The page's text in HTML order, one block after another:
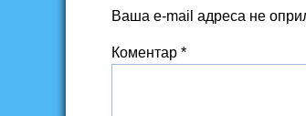
Ваша e-mail адреса не
Коментар *